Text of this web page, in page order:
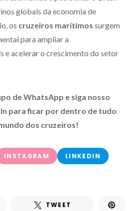
globais da economia de
os cruzeiros marítimos surgem
para ampliar a
e acelerar o crescimento do setor
de WhatsApp e siga nosso
para ficar por dentro de tudo
dos cruzeiros!
INSTAGRAM LINKEDIN
TWEET